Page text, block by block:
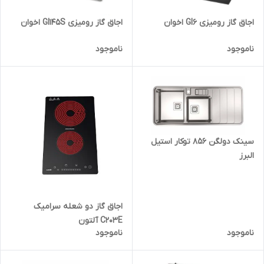
اجاق گاز رومیزی GI6 اخوان
ناموجود
اجاق گاز رومیزی GI145S اخوان
ناموجود
سینک دولگن 856 توکار استیل
البرز
ناموجود
اجاق گاز دو شعله سرامیک
C203E آلتون
ناموجود